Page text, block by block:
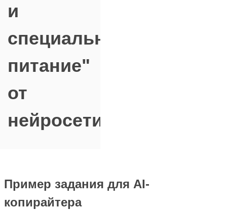
и
специальное
питание"
от
нейросети
Пример задания для AI-
копирайтера